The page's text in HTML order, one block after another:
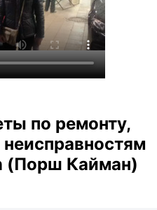
по ремонту,
(Порш Кайман)